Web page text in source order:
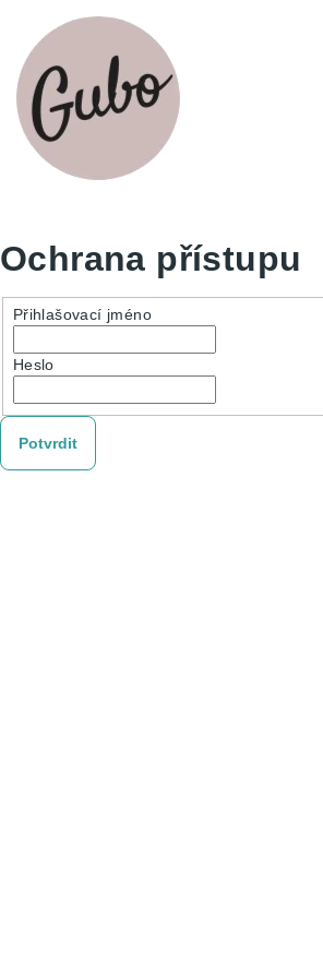
Ochrana přístupu
Přihlašovací jméno
Heslo
Potvrdit